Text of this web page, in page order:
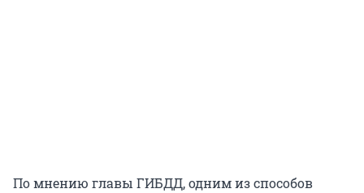
По мнению главы ГИБДД, одним из способов